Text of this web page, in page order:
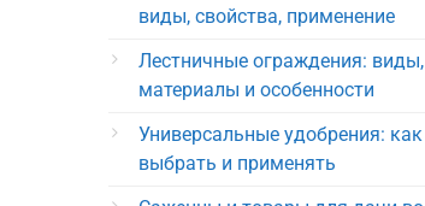
виды, свойства, применение
Лестничные ограждения: виды,
материалы и особенности
Универсальные удобрения: как
выбрать и применять